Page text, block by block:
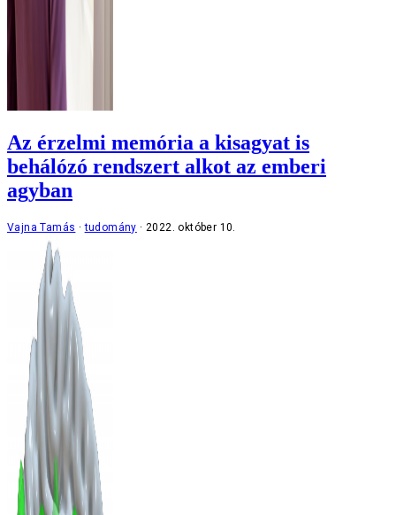
Az érzelmi memória a kisagyat is
behálózó rendszert alkot az emberi
agyban
Vajna Tamás tudomány 2022. október 10.